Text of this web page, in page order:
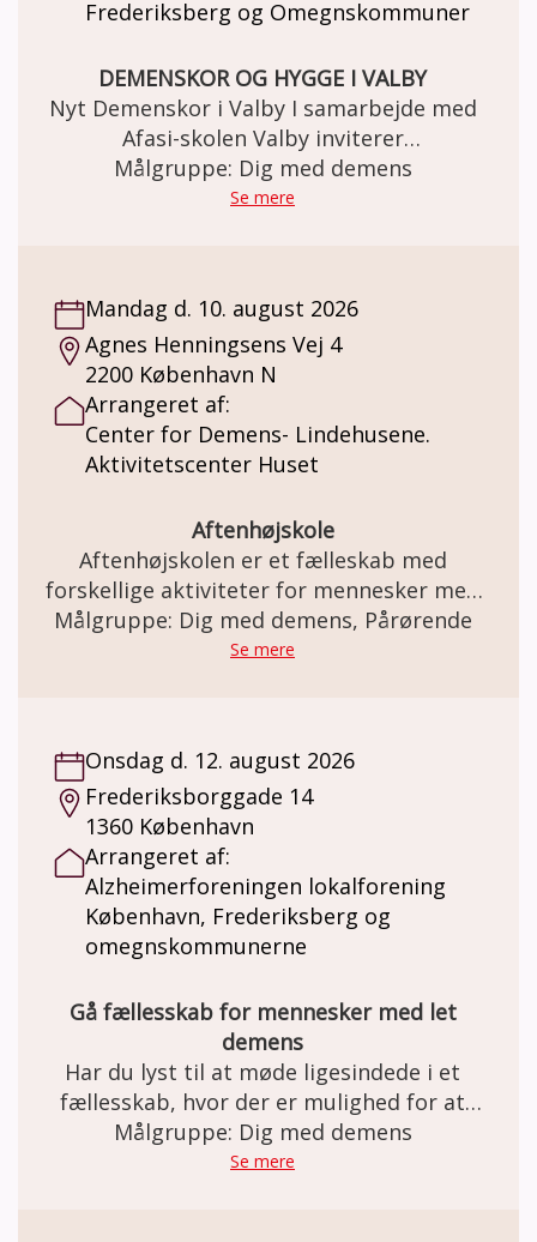
Frederiksberg og Omegnskommuner
DEMENSKOR OG HYGGE I VALBY
Nyt Demenskor i Valby I samarbejde med
Afasi-skolen Valby inviterer
Alzheimerforeningens Lokalforening
København, Frederiksberg og
demens. Demenskoret mødes én gang
ugentligt MANDAG 13-15. Vi synger kendte
sange, arbejder med rytme og skaber
fællesskab. Program: • Ca. 1 times korsang •
Ca. En halv times kaffe, hygge og fællesskab
efterfølgende Kørsel: Der er mulighed for
Kommune og Københavns Kommune. Ring til
afasi-skolen på 60104155 Alle kan være med
– ingen forudsætninger er nødvendige.
Musik skaber glæde, nærvær og
genkendelse. Vi glæder os til at synge
Målgruppe: Dig med demens
Se mere
Mandag d. 10. august 2026
Agnes Henningsens Vej 4
2200 København N
Arrangeret af:
Center for Demens- Lindehusene.
Aktivitetscenter Huset
Aftenhøjskole
Aftenhøjskolen er et fælleskab med
forskellige aktiviteter for mennesker med
demens sammen med familie og venner.
Målgruppe: Dig med demens, Pårørende
Se mere
Onsdag d. 12. august 2026
Frederiksborggade 14
1360 København
Arrangeret af:
Alzheimerforeningen lokalforening
København, Frederiksberg og
omegnskommunerne
Gå fællesskab for mennesker med let
demens
Har du lyst til at møde ligesindede i et
fællesskab, hvor der er mulighed for at
skabe netværk, nye relationer – og måske
endda venskaber? Gåturene er med til at
Målgruppe: Dig med demens
Se mere